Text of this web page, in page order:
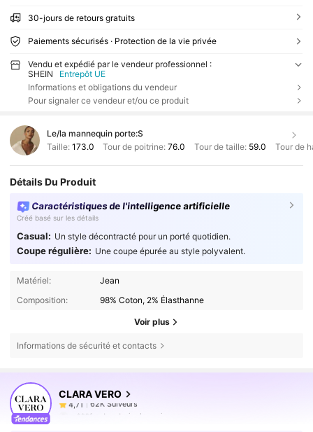
30-jours de retours gratuits
Paiements sécurisés · Protection de la vie privée
Vendu et expédié par le vendeur professionnel :
SHEIN
Entrepôt UE
Informations et obligations du vendeur
Pour signaler ce vendeur et/ou ce produit
Le/la mannequin porte:S
Taille: 173.0 Tour de poitrine:76.0 Tour de taille: 59.0 Tour de
Détails Du Produit
Caractéristiques de l'intelligence artificielle
Créé basé sur les détails
Casual: Un style décontracté pour un porté quotidien.
Coupe régulière: Une coupe épurée au style polyvalent.
Matériel:
Jean
Composition:
98% Coton, 2% Élasthanne
Voir plus
Informations de sécurité et contacts
CLARA VERO
4,71
62K Suiveurs
g***1est en train de naviguer